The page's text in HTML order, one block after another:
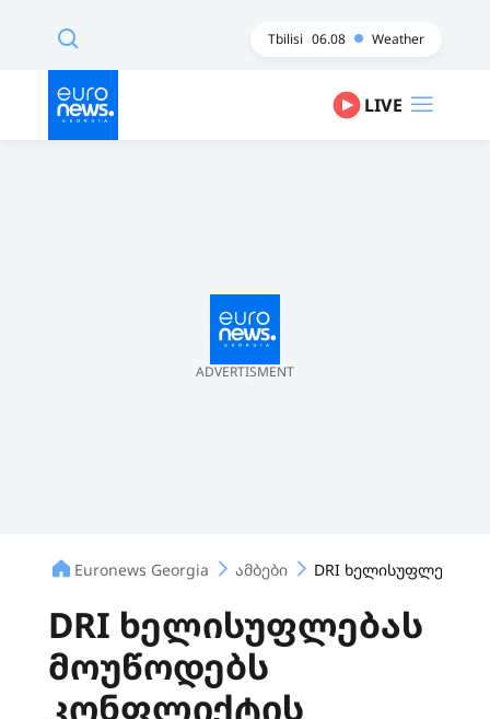
Tbilisi 06.08 Weather
LIVE
ADVERTISMENT
Euronews Georgia ამბები DRI ხელისუფლებას
DRI ხელისუფლებას
მოუწოდებს
კონფლიქტის